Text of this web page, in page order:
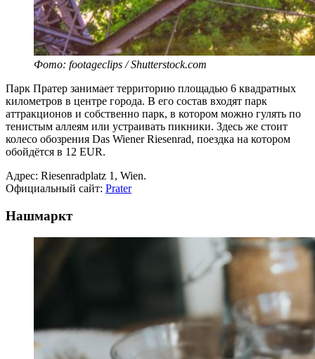
Фото: footageclips / Shutterstock.com
Парк Пратер занимает территорию площадью 6 квадратных
километров в центре города. В его состав входят парк
аттракционов и собственно парк, в котором можно гулять по
тенистым аллеям или устраивать пикники. Здесь же стоит
колесо обозрения Das Wiener Riesenrad, поездка на котором
обойдётся в 12 EUR.
Адрес: Riesenradplatz 1, Wien.
Официальный сайт: Prater
Нашмаркт